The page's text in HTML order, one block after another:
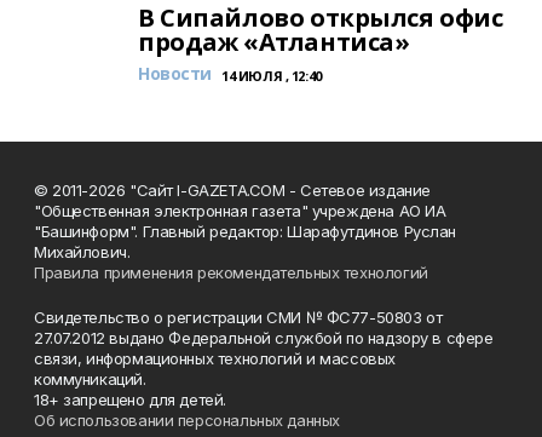
В Сипайлово открылся офис
продаж «Атлантиса»
Новости 14 ИЮЛЯ , 12:40
© 2011-2026 "Сайт I-GAZETA.COM - Сетевое издание
"Общественная электронная газета" учреждена АО ИА
"Башинформ". Главный редактор: Шарафутдинов Руслан
Михайлович.
Правила применения рекомендательных технологий
Свидетельство о регистрации СМИ № ФС77-50803 от
27.07.2012 выдано Федеральной службой по надзору в сфере
связи, информационных технологий и массовых
коммуникаций.
18+ запрещено для детей.
Об использовании персональных данных